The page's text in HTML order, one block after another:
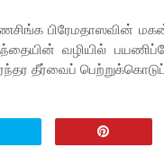
பிரேமதாஸவின்
தந்தையின் வழியில்
தீர்வைப்